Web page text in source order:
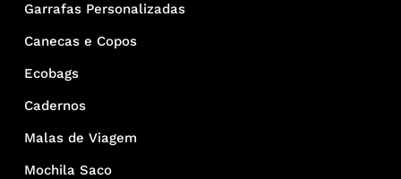
Garrafas Personalizadas
Canecas e Copos
Ecobags
Cadernos
Malas de Viagem
Mochila Saco